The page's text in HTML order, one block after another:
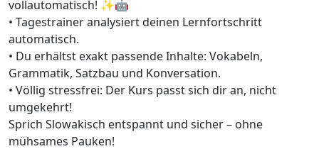
vollautomatisch! ✨🤖
• Tagestrainer analysiert deinen Lernfortschritt
automatisch.
• Du erhältst exakt passende Inhalte: Vokabeln,
Grammatik, Satzbau und Konversation.
• Völlig stressfrei: Der Kurs passt sich dir an, nicht
umgekehrt!
Sprich Slowakisch entspannt und sicher – ohne
mühsames Pauken!